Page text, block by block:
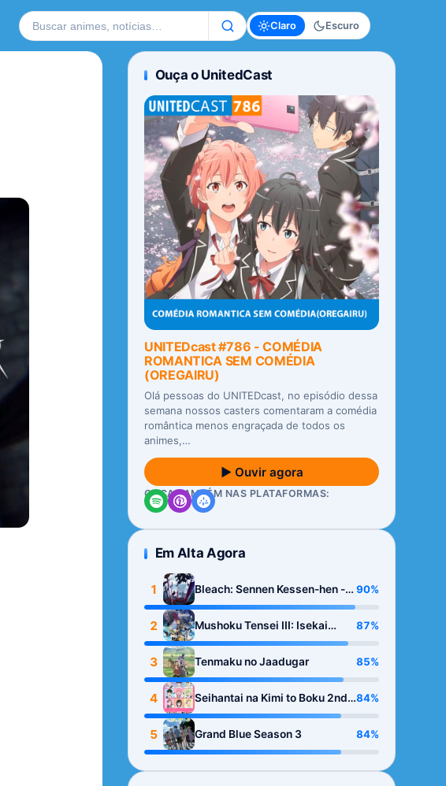
Buscar no site Claro Escuro
Ouça o UnitedCast
UNITEDcast #786 - COMÉDIA
ROMANTICA SEM COMÉDIA
(OREGAIRU)
Olá pessoas do UNITEDcast, no episódio dessa
semana nossos casters comentaram a comédia
romântica menos engraçada de todos os
animes,…
▶ Ouvir agora
OUÇA TAMBÉM NAS PLATAFORMAS:
Em Alta Agora
1
Bleach: Sennen Kessen-hen -
Kashin-tan
90%
2
Mushoku Tensei III: Isekai
Ittara Honki Dasu
87%
3 Tenmaku no Jaadugar 85%
4
Seihantai na Kimi to Boku 2nd
Season
84%
5 Grand Blue Season 3 84%